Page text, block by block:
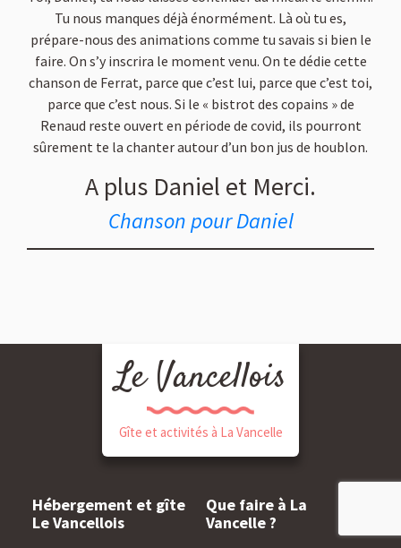
Tu nous manques déjà énormément. Là où tu es,
prépare-nous des animations comme tu savais si bien le
faire. On s’y inscrira le moment venu. On te dédie cette
chanson de Ferrat, parce que c’est lui, parce que c’est toi,
parce que c’est nous. Si le « bistrot des copains » de
Renaud reste ouvert en période de covid, ils pourront
sûrement te la chanter autour d’un bon jus de houblon.
A plus Daniel et Merci.
Chanson pour Daniel
Le Vancellois
Gîte et activités à La Vancelle
Hébergement et gîte
Le Vancellois
Que faire à La
Vancelle ?